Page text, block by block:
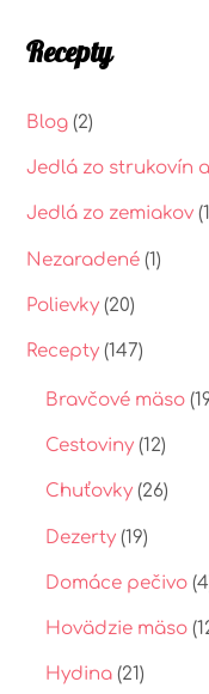
Recepty
Blog (2)
Jedlá zo strukovín
Jedlá zo zemiakov
Nezaradené (1)
Polievky (20)
Recepty (147)
Bravčové mäso
Cestoviny(12)
Chuťovky(26)
Dezerty(19)
Domáce pečivo
Hovädzie mäso
Hydina(21)